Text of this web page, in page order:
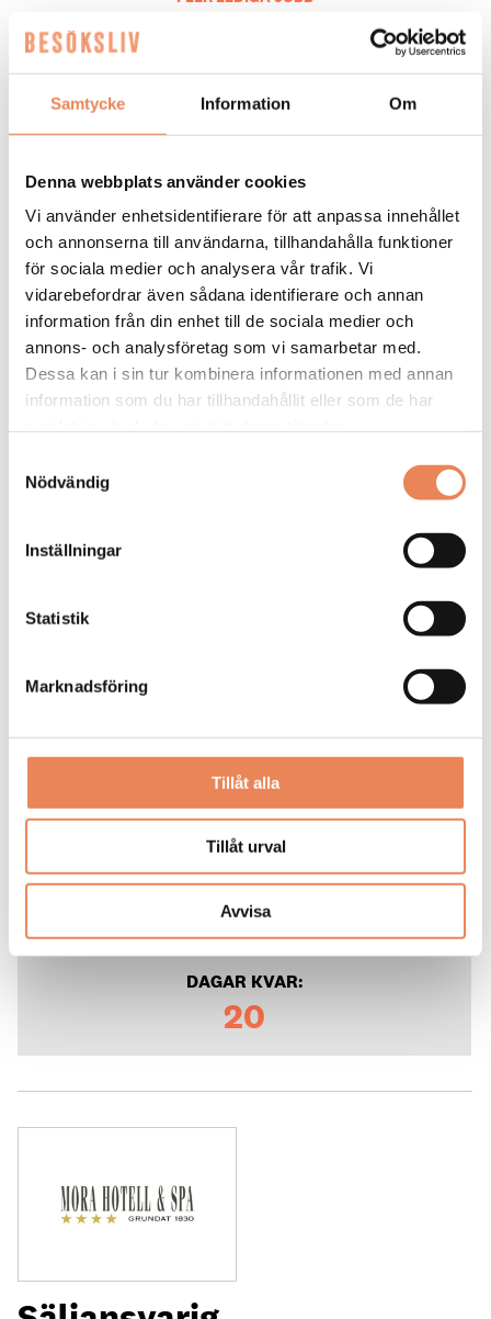
Samtycke Information Om
Denna webbplats använder cookies
Vi använder enhetsidentifierare för att anpassa innehållet
och annonserna till användarna, tillhandahålla funktioner
för sociala medier och analysera vår trafik. Vi
vidarebefordrar även sådana identifierare och annan
information från din enhet till de sociala medier och
annons- och analysföretag som vi samarbetar med.
Dessa kan i sin tur kombinera informationen med annan
information som du har tillhandahållit eller som de har
Nödvändig
Inställningar
Statistik
Marknadsföring
Tillåt alla
Tillåt urval
Avvisa
General
Manager/Hotelldirektör
Arbetsgivare: Quality Hotel Grand
Placeringsort: Falun
Sista ansökningsdag: 2026-09-04
LÄS MER
Arbetsgivare: Smådalarö Gård Hotell & Spa
Sista ansökningsdag: 2026-08-30
DAGAR KVAR:
20